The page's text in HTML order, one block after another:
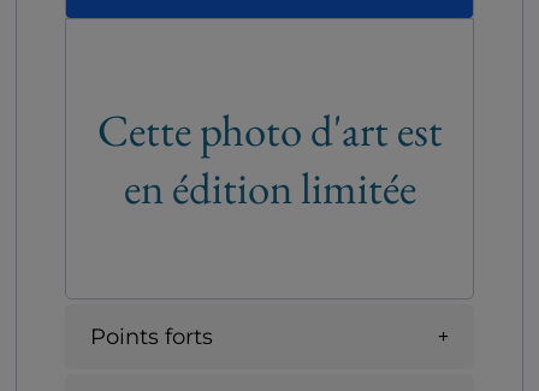
Cette photo d'art est
en édition limitée
Points forts